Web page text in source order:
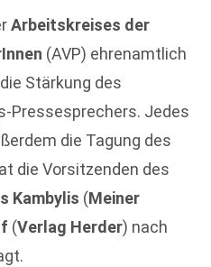
Arbeitskreises der
(AVP) ehrenamtlich
Stärkung des
Pressesprechers. Jedes
die Tagung des
die Vorsitzenden des
Kambylis (Meiner
(Verlag Herder) nach